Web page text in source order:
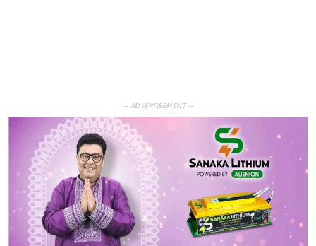
— ADVERTISEMENT —